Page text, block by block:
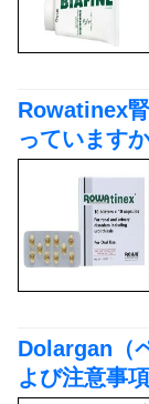
Rowatinex
っています
Dolargan（
よび注意事項